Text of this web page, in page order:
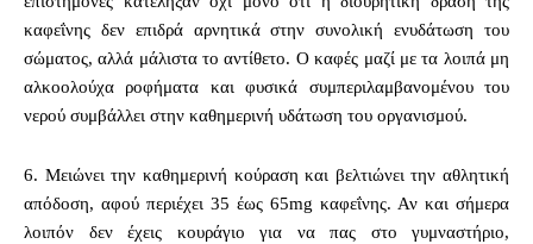
καφεΐνης δεν επιδρά αρνητικά στην συνολική ενυδάτωση του
σώματος, αλλά μάλιστα το αντίθετο. Ο καφές μαζί με τα λοιπά μη
αλκοολούχα ροφήματα και φυσικά συμπεριλαμβανομένου του
νερού συμβάλλει στην καθημερινή υδάτωση του οργανισμού.
6. Μειώνει την καθημερινή κούραση και βελτιώνει την αθλητική
απόδοση, αφού περιέχει 35 έως 65mg καφεΐνης. Αν και σήμερα
λοιπόν δεν έχεις κουράγιο για να πας στο γυμναστήριο,